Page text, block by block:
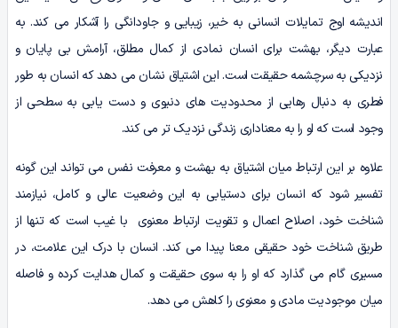
اندیشه اوج تمایلات انسانی به خیر، زیبایی و جاودانگی را آشکار می کند. به
عبارت دیگر، بهشت برای انسان نمادی از کمال مطلق، آرامش بی پایان و
نزدیکی به سرچشمه حقیقت است. این اشتیاق نشان می دهد که انسان به طور
فطری به دنبال رهایی از محدودیت های دنیوی و دست یابی به سطحی از
وجود است که او را به معناداری زندگی نزدیک تر می کند.
علاوه بر این ارتباط میان اشتیاق به بهشت و معرفت نفس می تواند این گونه
تفسیر شود که انسان برای دستیابی به این وضعیت عالی و کامل، نیازمند
شناخت خود، اصلاح اعمال و تقویت ارتباط معنوی با غیب است که تنها از
طریق شناخت خود حقیقی معنا پیدا می کند. انسان با درک این علامت، در
مسیری گام می گذارد که او را به سوی حقیقت و کمال هدایت کرده و فاصله
میان موجودیت مادی و معنوی را کاهش می دهد.